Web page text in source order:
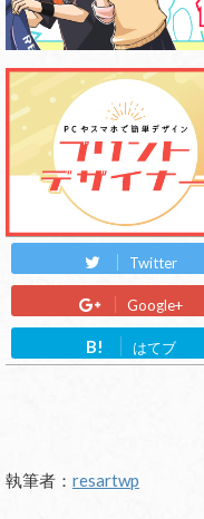
Twitter
Google+
B! はてブ
執筆者： resartwp